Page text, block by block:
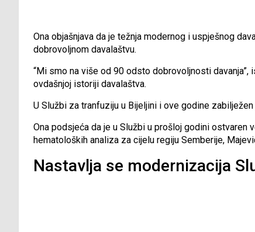
Ona objašnjava da je težnja modernog i uspješnog
dobrovoljnom davalaštvu.
“Mi smo na više od 90 odsto dobrovoljnosti
ovdašnjoj istoriji davalaštva.
U Službi za tranfuziju u Bijeljini i ove godine
Ona podsjeća da je u Službi u prošloj godini
hematoloških analiza za cijelu regiju Semberije,
Nastavlja se modernizacija